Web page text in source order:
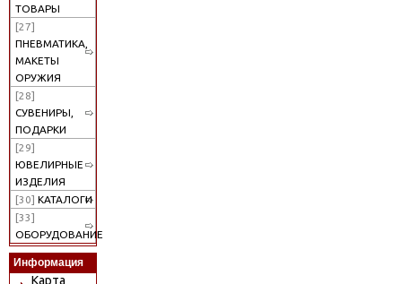
ТОВАРЫ
[27]
ПНЕВМАТИКА,
МАКЕТЫ
ОРУЖИЯ
[28]
СУВЕНИРЫ,
ПОДАРКИ
[29]
ЮВЕЛИРНЫЕ
ИЗДЕЛИЯ
[30] КАТАЛОГИ
[33]
ОБОРУДОВАНИЕ
Информация
Карта